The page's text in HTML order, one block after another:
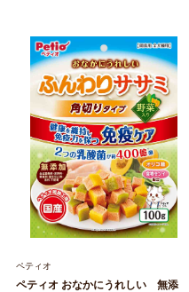
ペティオ
ペティオ おなかにうれしい 無添